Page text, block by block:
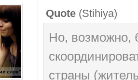
Quote (Stihiya)
Но, возможно,
страны